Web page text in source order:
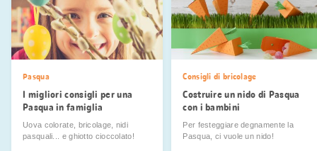
Pasqua
I migliori consigli per una
Pasqua in famiglia
Uova colorate, bricolage, nidi
pasquali... e ghiotto cioccolato!
Consigli di bricolage
Costruire un nido di Pasqua
con i bambini
Per festeggiare degnamente la
Pasqua, ci vuole un nido!